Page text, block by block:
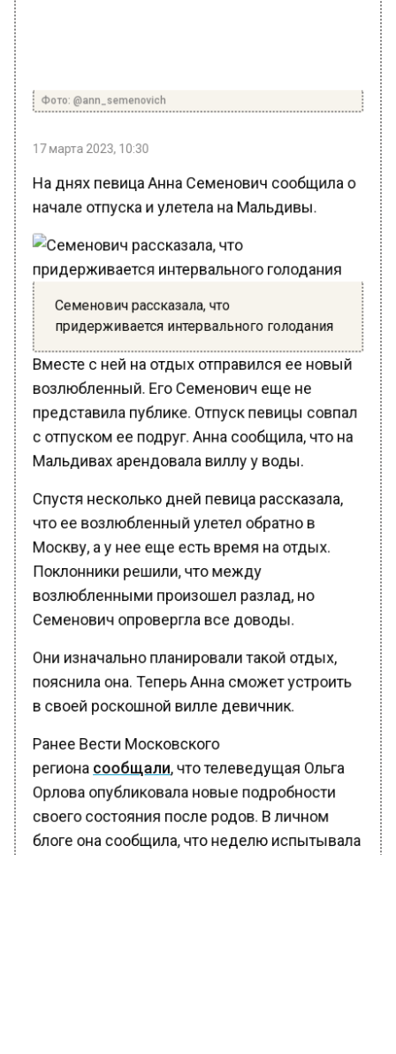
начале отпуска и улетела на Мальдивы.
Семенович рассказала, что
придерживается интервального голодания
Вместе с ней на отдых отправился ее новый
возлюбленный. Его Семенович еще не
представила публике. Отпуск певицы совпал
с отпуском ее подруг. Анна сообщила, что на
Мальдивах арендовала виллу у воды.
Спустя несколько дней певица рассказала,
что ее возлюбленный улетел обратно в
Москву, а у нее еще есть время на отдых.
Поклонники решили, что между
возлюбленными произошел разлад, но
Семенович опровергла все доводы.
Они изначально планировали такой отдых,
пояснила она. Теперь Анна сможет устроить
в своей роскошной вилле девичник.
Ранее Вести Московского
регионасообщали, что телеведущая Ольга
Орлова опубликовала новые подробности
своего состояния после родов. В личном
блоге она сообщила, что неделю испытывала